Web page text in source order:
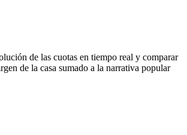
de las cuotas en tiempo real y comparar
de la casa sumado a la narrativa popular